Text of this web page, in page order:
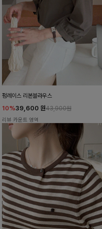
펌레이스 리본블라우스
10%39,600 원43,900원
리뷰 카운트 영역